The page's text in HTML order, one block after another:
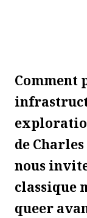
Comment
de
nous
classique
queer